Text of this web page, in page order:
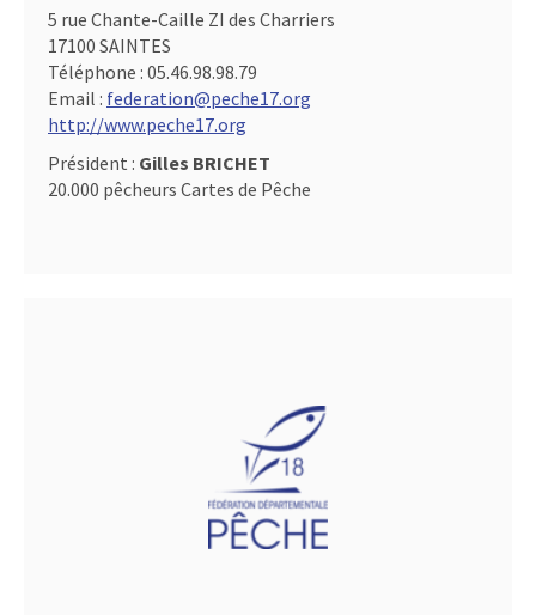
5 rue Chante-Caille ZI des Charriers
17100 SAINTES
Téléphone : 05.46.98.98.79
Email : federation@peche17.org
http://www.peche17.org
Président : Gilles BRICHET
20.000 pêcheurs Cartes de Pêche